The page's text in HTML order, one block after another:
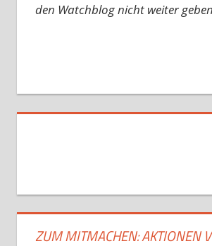
den Watchblog nicht weiter
ZUM MITMACHEN: AKTIONEN